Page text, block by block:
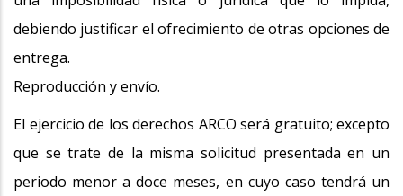
debiendo justificar el ofrecimiento de otras opciones de
entrega.
Reproducción y envío.
El ejercicio de los derechos ARCO será gratuito; excepto
que se trate de la misma solicitud presentada en un
periodo menor a doce meses, en cuyo caso tendrá un